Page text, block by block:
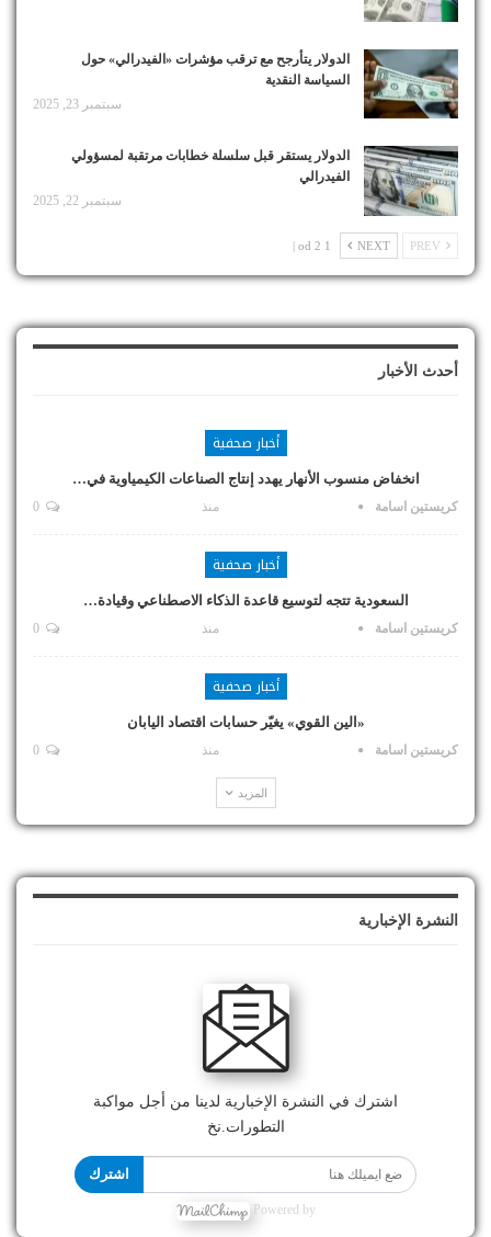
الدولار يتأرجح مع ترقب مؤشرات «الفيدرالي» حول
السياسة النقدية
سبتمبر 23, 2025
الدولار يستقر قبل سلسلة خطابات مرتقبة لمسؤولي
الفيدرالي
سبتمبر 22, 2025
NEXT
1 od 2 |
أحدث الأخبار
أخبار صحفية
انخفاض منسوب الأنهار يهدد إنتاج الصناعات الكيمياوية في…
كريستين اسامة منذ
أخبار صحفية
السعودية تتجه لتوسيع قاعدة الذكاء الاصطناعي وقيادة…
كريستين اسامة منذ
أخبار صحفية
«الين القوي» يغيّر حسابات اقتصاد اليابان
كريستين اسامة منذ
المزيد
النشرة الإخبارية
اشترك في النشرة الإخبارية لدينا من أجل مواكبة
التطورات.نخ
اشترك
Powered by